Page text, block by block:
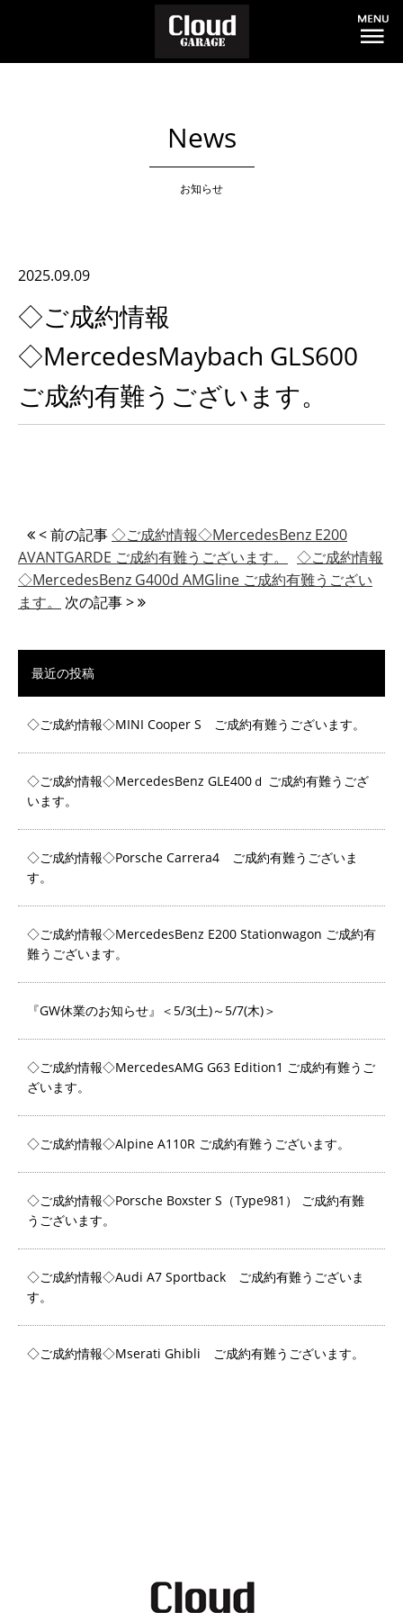
News
お知らせ
2025.09.09
◇ご成約情報
◇MercedesMaybach GLS600
ご成約有難うございます。
< 前の記事◇ご成約情報◇MercedesBenz E200
AVANTGARDE ご成約有難うございます。
◇ご成約情報
◇MercedesBenz G400d AMGline ご成約有難うござい
ます。
次の記事 >
最近の投稿
◇ご成約情報◇MINI Cooper S ご成約有難うございます。
◇ご成約情報◇MercedesBenz GLE400ｄ ご成約有難うござ
います。
◇ご成約情報◇Porsche Carrera4 ご成約有難うございま
す。
◇ご成約情報◇MercedesBenz E200 Stationwagon ご成約有
難うございます。
『GW休業のお知らせ』＜5/3(土)～5/7(木)＞
◇ご成約情報◇MercedesAMG G63 Edition1 ご成約有難うご
ざいます。
◇ご成約情報◇Alpine A110R ご成約有難うございます。
◇ご成約情報◇Porsche Boxster S（Type981） ご成約有難
うございます。
◇ご成約情報◇Audi A7 Sportback ご成約有難うございま
す。
◇ご成約情報◇Mserati Ghibli ご成約有難うございます。